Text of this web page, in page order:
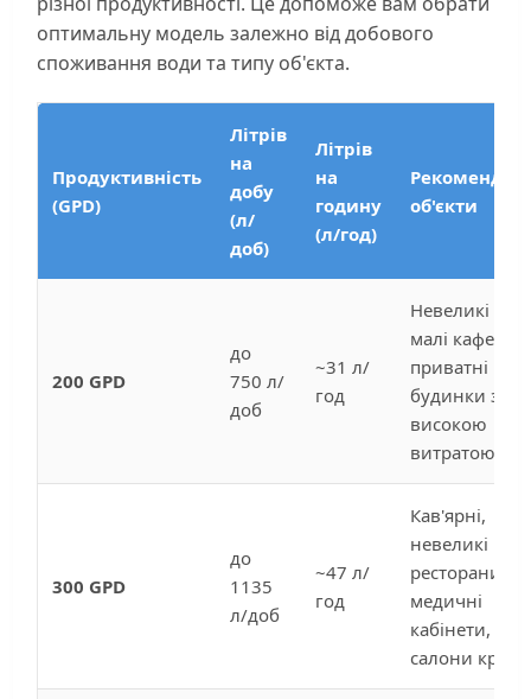
оптимальну модель залежно від добового
споживання води та типу об'єкта.
Продуктивність
(GPD)
Літрів
на
добу
(л/
доб)
Літрів
на
годину
(л/год)
об'єкти
200 GPD
до
750 л/
доб
~31 л/
год
Невеликі
малі кафе,
приватні
будинки з
високою
витратою
300 GPD
до
1135
л/доб
~47 л/
год
Кав'ярні,
невеликі
ресторани,
медичні
кабінети,
салони краси